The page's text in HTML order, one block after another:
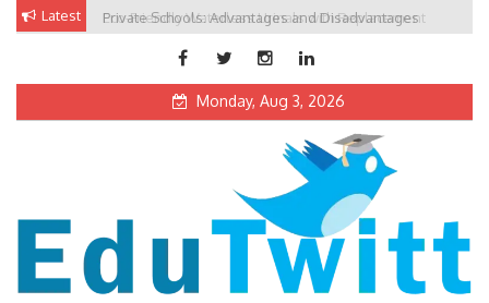
Skip Latest Private Schools: Advantages and Disadvantages
Monday, Aug 3, 2026